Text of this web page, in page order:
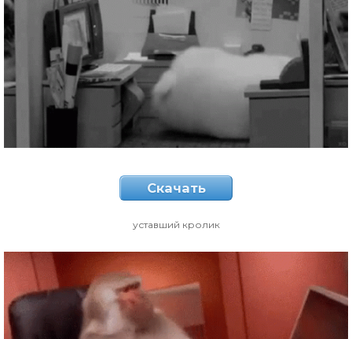
Скачать
уставший кролик